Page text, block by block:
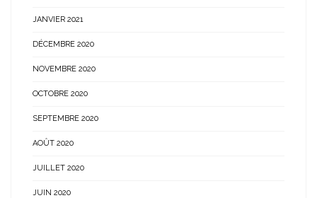
JANVIER 2021
DÉCEMBRE 2020
NOVEMBRE 2020
OCTOBRE 2020
SEPTEMBRE 2020
AOÛT 2020
JUILLET 2020
JUIN 2020